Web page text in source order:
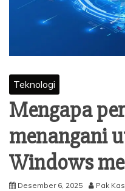
Teknologi
Mengapa
menangani
Windows
Desember 6, 2025 Pak